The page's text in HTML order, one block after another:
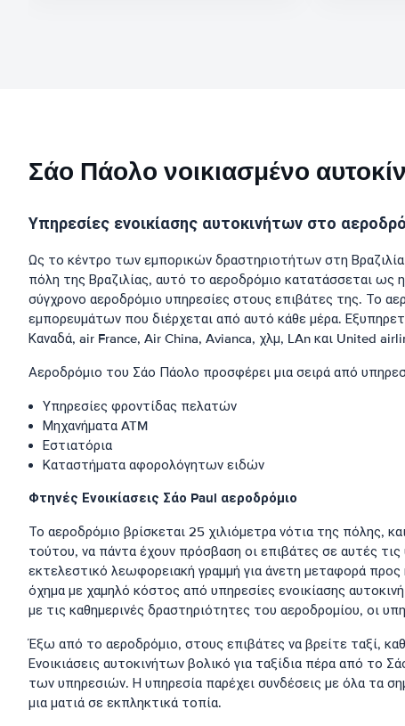
Σάο Πάολο νοικιασμένο
Υπηρεσίες ενοικίασης αυτοκινήτων στο
Ως το κέντρο των εμπορικών δραστηριοτήτων στη
πόλη της Βραζιλίας, αυτό το αεροδρόμιο κατατάσσεται
σύγχρονο αεροδρόμιο υπηρεσίες στους επιβάτες της. Το
εμπορευμάτων που διέρχεται από αυτό κάθε μέρα.
Καναδά, air France, Air China, Avianca, χλμ, LAn και United
Αεροδρόμιο του Σάο Πάολο προσφέρει μια σειρά από
Υπηρεσίες φροντίδας πελατών
Μηχανήματα ATM
Εστιατόρια
Καταστήματα αφορολόγητων ειδών
Φτηνές Ενοικίασεις Σάο Paul αεροδρόμιο
Το αεροδρόμιο βρίσκεται 25 χιλιόμετρα νότια της πόλης,
τούτου, να πάντα έχουν πρόσβαση οι επιβάτες σε αυτές
εκτελεστικό λεωφορειακή γραμμή για άνετη μεταφορά
όχημα με χαμηλό κόστος από υπηρεσίες ενοικίασης
με τις καθημερινές δραστηριότητες του αεροδρομίου, οι
Έξω από το αεροδρόμιο, στους επιβάτες να βρείτε ταξί,
Ενοικιάσεις αυτοκινήτων βολικό για ταξίδια πέρα από το
των υπηρεσιών. Η υπηρεσία παρέχει συνδέσεις με όλα τα
μια ματιά σε εκπληκτικά τοπία.